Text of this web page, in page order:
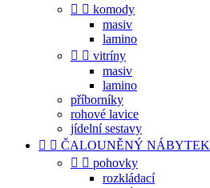
  komody
masiv
lamino
  vitríny
masiv
lamino
příborníky
rohové lavice
jídelní sestavy
  ČALOUNĚNÝ NÁBYTEK
  pohovky
rozkládací